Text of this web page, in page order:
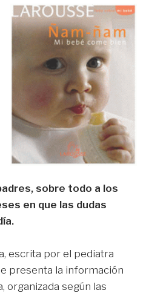
sobre todo a los
en que las dudas
escrita por el pediatra
presenta la información
organizada según las